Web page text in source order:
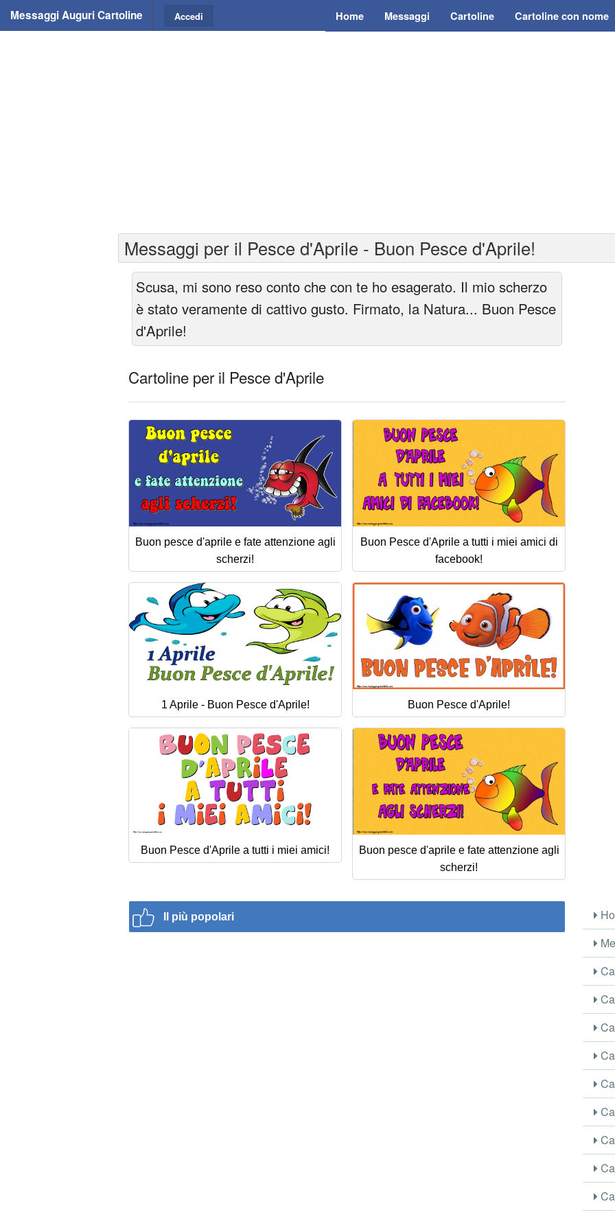
Messaggi Auguri Cartoline Home Messaggi Cartoline Cartoline con nome
Accedi
Messaggi per il Pesce d'Aprile - Buon Pesce d'Aprile!
Scusa, mi sono reso conto che con te ho esagerato. Il mio scherzo
è stato veramente di cattivo gusto. Firmato, la Natura... Buon Pesce
d'Aprile!
Cartoline per il Pesce d'Aprile
Buon pesce d'aprile e fate attenzione agli
scherzi!
Buon Pesce d'Aprile a tutti i miei amici di
facebook!
1 Aprile - Buon Pesce d'Aprile! Buon Pesce d'Aprile!
Buon Pesce d'Aprile a tutti i miei amici!
Buon pesce d'aprile e fate attenzione agli
scherzi!
Il più popolari